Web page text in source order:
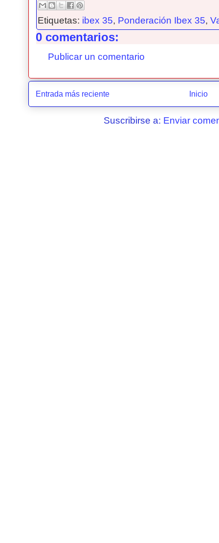
Etiquetas: ibex 35, Ponderación Ibex 35,
0 comentarios:
Publicar un comentario
Entrada más reciente Inicio
Suscribirse a: Enviar